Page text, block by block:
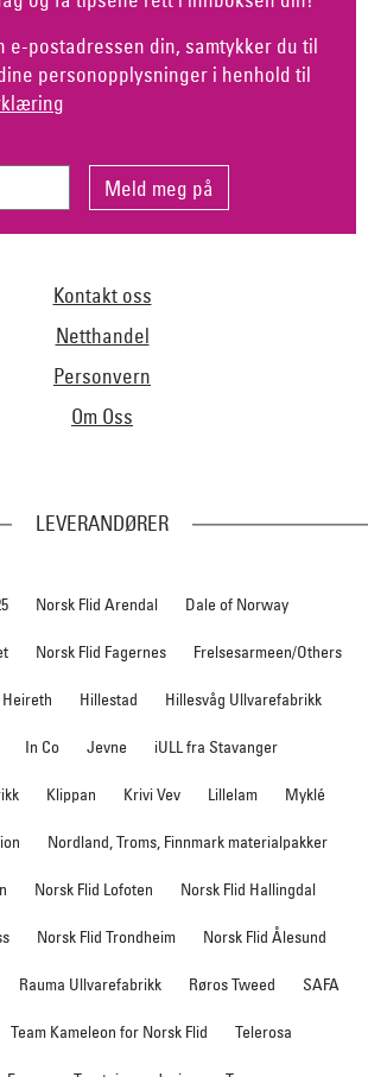
e-postadressen din, samtykker du til
personopplysninger i henhold til
Kontakt oss
Netthandel
Personvern
Om Oss
LEVERANDØRER
Norsk Flid Arendal Dale of Norway
Norsk Flid Fagernes Frelsesarmeen/Others
Heireth Hillestad Hillesvåg Ullvarefabrikk
In Co Jevne iULL fra Stavanger
Klippan Krivi Vev Lillelam Myklé
Nordland, Troms, Finnmark materialpakker
Norsk Flid Lofoten Norsk Flid Hallingdal
Norsk Flid Trondheim Norsk Flid Ålesund
Rauma Ullvarefabrikk Røros Tweed SAFA
Team Kameleon for Norsk Flid Telerosa